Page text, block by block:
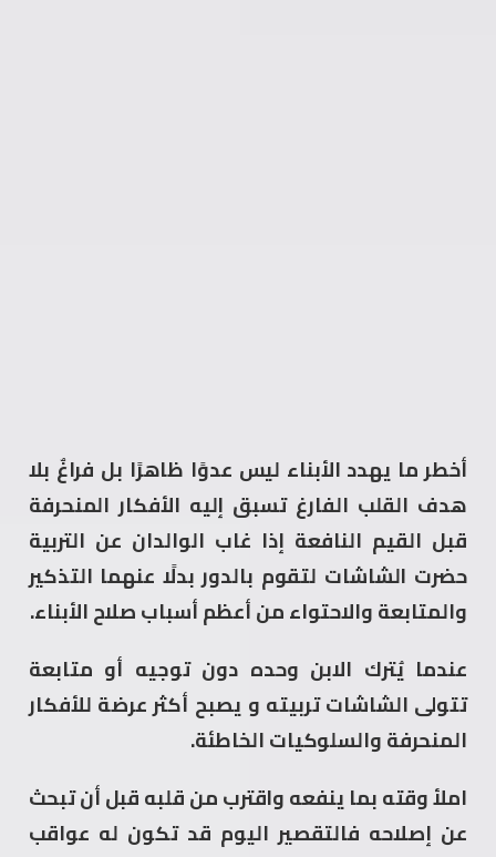
أخطر ما يهدد الأبناء ليس عدوًا ظاهرًا بل فراغٌ بلا
هدف القلب الفارغ تسبق إليه الأفكار المنحرفة
قبل القيم النافعة إذا غاب الوالدان عن التربية
حضرت الشاشات لتقوم بالدور بدلًا عنهما التذكير
والمتابعة والاحتواء من أعظم أسباب صلاح الأبناء.
عندما يُترك الابن وحده دون توجيه أو متابعة
تتولى الشاشات تربيته و يصبح أكثر عرضة للأفكار
المنحرفة والسلوكيات الخاطئة.
املأ وقته بما ينفعه واقترب من قلبه قبل أن تبحث
عن إصلاحه فالتقصير اليوم قد تكون له عواقب